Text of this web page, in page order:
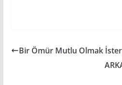
Bir Ömür Mutlu Olmak